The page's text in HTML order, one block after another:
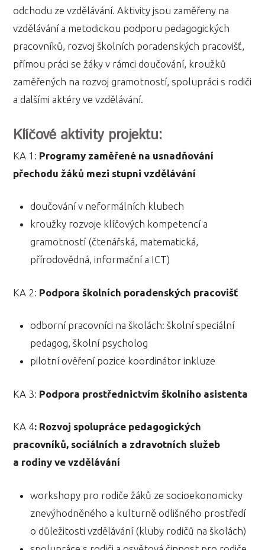
odchodu ze vzdělávání. Aktivity jsou zaměřeny na
vzdělávání a metodickou podporu pedagogických
pracovníků, rozvoj školních poradenských pracovišť,
přímou práci se žáky v rámci doučování, kroužků
zaměřených na rozvoj gramotností, spolupráci s rodiči
a dalšími aktéry ve vzdělávání.
Klíčové aktivity projektu:
KA 1: Programy zaměřené na usnadňování
přechodu žáků mezi stupni vzdělávání
doučování v neformálních klubech
kroužky rozvoje klíčových kompetencí a
gramotností (čtenářská, matematická,
přírodovědná, informační a ICT)
KA 2: Podpora školních poradenských pracovišť
odborní pracovníci na školách: školní speciální
pedagog, školní psycholog
pilotní ověření pozice koordinátor inkluze
KA 3: Podpora prostřednictvím školního asistenta
KA 4: Rozvoj spolupráce pedagogických
pracovníků, sociálních a zdravotních služeb
a rodiny ve vzdělávání
workshopy pro rodiče žáků ze socioekonomicky
znevýhodněného a kulturně odlišného prostředí
o důležitosti vzdělávání (kluby rodičů na školách)